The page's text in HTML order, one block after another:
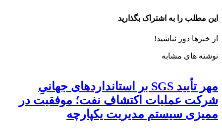
این مطلب را به اشتراک بگذارید
از خبرها دور نباشید!
نوشته های مشابه
مهر تأیید SGS بر استانداردهای جهانیِ
شرکت عملیات اکتشاف نفت؛ موفقیت در
ممیزی سیستم مدیریت یکپارچه